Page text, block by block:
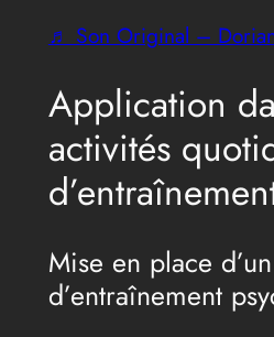
♬ Son Original –
Application
activités
Mise en place
d’entraînement